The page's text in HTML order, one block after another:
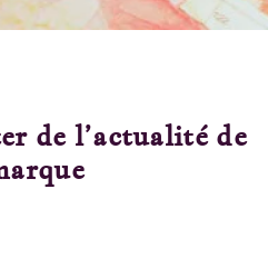
de l’actualité de